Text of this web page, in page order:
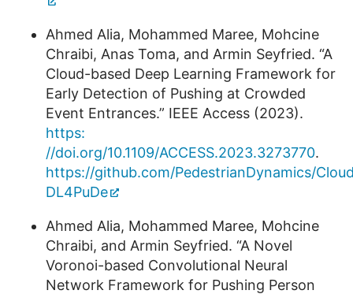
Ahmed Alia, Mohammed Maree, Mohcine
Chraibi, Anas Toma, and Armin Seyfried. “A
Cloud-based Deep Learning Framework for
Early Detection of Pushing at Crowded
Event Entrances.” IEEE Access (2023).
https:
//doi.org/10.1109/ACCESS.2023.3273770.
https://github.com/PedestrianDynamics/
DL4PuDe
Ahmed Alia, Mohammed Maree, Mohcine
Chraibi, and Armin Seyfried. “A Novel
Voronoi-based Convolutional Neural
Network Framework for Pushing Person